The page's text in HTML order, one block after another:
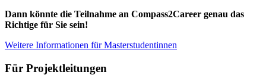
Dann könnte die Teilnahme an Compass2Career genau das
Richtige für Sie sein!
Weitere Informationen für Masterstudentinnen
Für Projektleitungen